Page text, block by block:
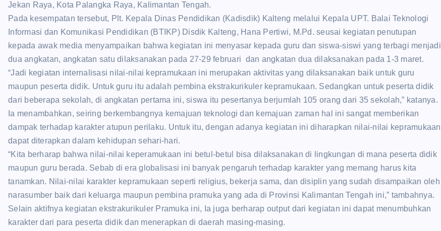
Jekan Raya, Kota Palangka Raya, Kalimantan Tengah.
Pada kesempatan tersebut, Plt. Kepala Dinas Pendidikan (Kadisdik) Kalteng melalui Kepala UPT. Balai Teknologi
Informasi dan Komunikasi Pendidikan (BTIKP) Disdik Kalteng, Hana Pertiwi, M.Pd. seusai kegiatan penutupan
kepada awak media menyampaikan bahwa kegiatan ini menyasar kepada guru dan siswa-siswi yang terbagi menjadi
dua angkatan, angkatan satu dilaksanakan pada 27-29 februari dan angkatan dua dilaksanakan pada 1-3 maret.
“Jadi kegiatan internalisasi nilai-nilai kepramukaan ini merupakan aktivitas yang dilaksanakan baik untuk guru
maupun peserta didik. Untuk guru itu adalah pembina ekstrakurikuler kepramukaan. Sedangkan untuk peserta didik
dari beberapa sekolah, di angkatan pertama ini, siswa itu pesertanya berjumlah 105 orang dari 35 sekolah,” katanya.
Ia menambahkan, seiring berkembangnya kemajuan teknologi dan kemajuan zaman hal ini sangat memberikan
dampak terhadap karakter atupun perilaku. Untuk itu, dengan adanya kegiatan ini diharapkan nilai-nilai kepramukaan
dapat diterapkan dalam kehidupan sehari-hari.
“Kita berharap bahwa nilai-nilai keperamukaan ini betul-betul bisa dilaksanakan di lingkungan di mana peserta didik
maupun guru berada. Sebab di era globalisasi ini banyak pengaruh terhadap karakter yang memang harus kita
tanamkan. Nilai-nilai karakter kepramukaan seperti religius, bekerja sama, dan disiplin yang sudah disampaikan oleh
narasumber baik dari keluarga maupun pembina pramuka yang ada di Provinsi Kalimantan Tengah ini,” tambahnya.
Selain aktifnya kegiatan ekstrakurikuler Pramuka ini, Ia juga berharap output dari kegiatan ini dapat menumbuhkan
karakter dari para peserta didik dan menerapkan di daerah masing-masing.